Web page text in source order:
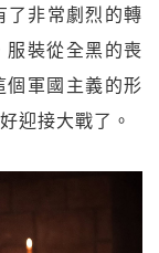
非常劇烈的轉
裝從全黑的喪
個軍國主義的形
迎接大戰了。